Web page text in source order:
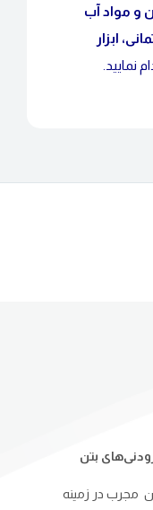
و مواد آب
، ابزار
نمایید.
بتن
مجرب در زمینه